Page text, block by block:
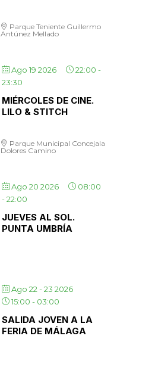
Parque Teniente Guillermo
Antúnez Mellado
Ago 19 2026 22:00 -
23:30
MIÉRCOLES DE CINE.
LILO & STITCH
Parque Municipal Concejala
Dolores Camino
Ago 20 2026
08:00
-22:00
JUEVES AL SOL.
PUNTA UMBRÍA
Ago 22 - 23 2026
15:00 - 03:00
SALIDA JOVEN A LA
FERIA DE MÁLAGA